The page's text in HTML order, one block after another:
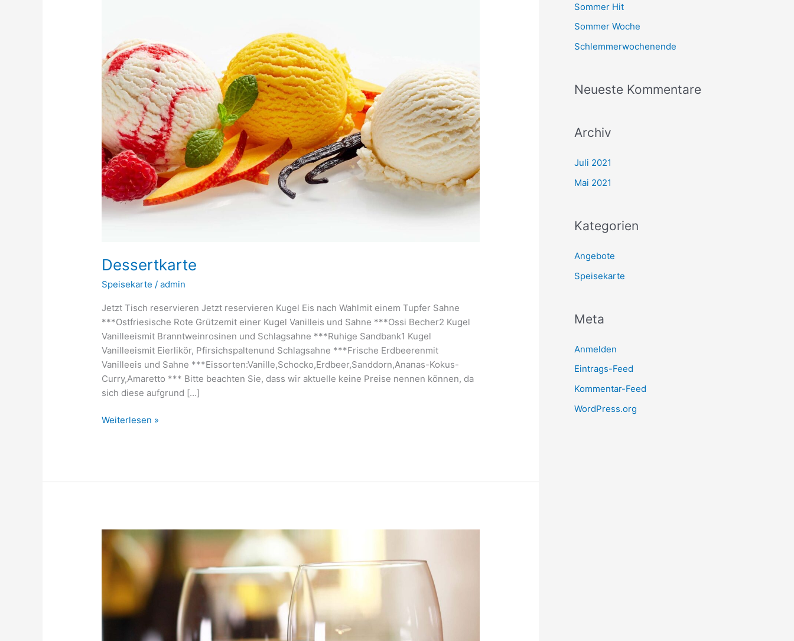
Dessertkarte
Speisekarte /admin
Jetzt Tisch reservieren Jetzt reservieren Kugel Eis nach Wahlmit einem Tupfer Sahne
***Ostfriesische Rote Grützemit einer Kugel Vanilleis und Sahne ***Ossi Becher2 Kugel
Vanilleeismit Branntweinrosinen und Schlagsahne ***Ruhige Sandbank1 Kugel
Vanilleeismit Eierlikör, Pfirsichspaltenund Schlagsahne ***Frische Erdbeerenmit
Vanilleeis und Sahne ***Eissorten:Vanille,Schocko,Erdbeer,Sanddorn,Ananas-Kokus-
Curry,Amaretto *** Bitte beachten Sie, dass wir aktuelle keine Preise nennen können, da
sich diese aufgrund […]
Weiterlesen »
Weinkarte
a
c
h
Sommer Hit
Sommer Woche
Schlemmerwochenende
Neueste Kommentare
Archiv
Juli 2021
Mai 2021
Kategorien
Angebote
Speisekarte
Meta
Anmelden
Eintrags-Feed
Kommentar-Feed
WordPress.org